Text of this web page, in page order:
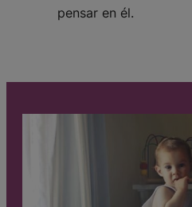
pensar en él.